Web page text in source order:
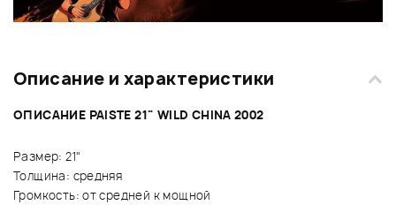
Описание и характеристики
ОПИСАНИЕ PAISTE 21" WILD CHINA 2002
Размер: 21"
Толщина: средняя
Громкость: от средней к мощной